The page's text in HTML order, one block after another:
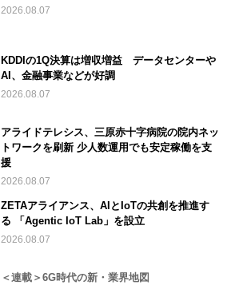
2026.08.07
KDDIの1Q決算は増収増益 データセンターや
AI、金融事業などが好調
2026.08.07
アライドテレシス、三原赤十字病院の院内ネッ
トワークを刷新 少人数運用でも安定稼働を支
援
2026.08.07
ZETAアライアンス、AIとIoTの共創を推進す
る 「Agentic IoT Lab」を設立
2026.08.07
＜連載＞6G時代の新・業界地図